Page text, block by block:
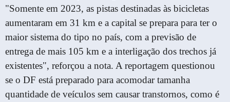
"Somente em 2023, as pistas destinadas às bicicletas
aumentaram em 31 km e a capital se prepara para ter o
maior sistema do tipo no país, com a previsão de
entrega de mais 105 km e a interligação dos trechos já
existentes", reforçou a nota. A reportagem questionou
se o DF está preparado para acomodar tamanha
quantidade de veículos sem causar transtornos, como é